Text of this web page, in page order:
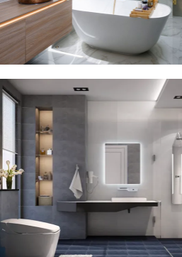
Mẫu Nhà Tắm 5
XEM CHI TIẾT